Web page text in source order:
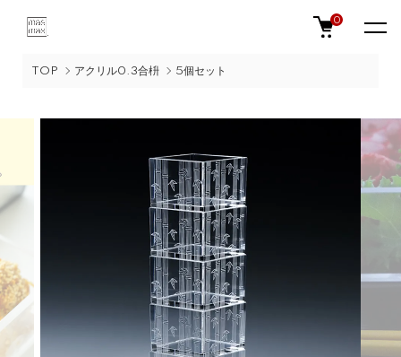
0
TOP アクリル0.3合枡 5個セット